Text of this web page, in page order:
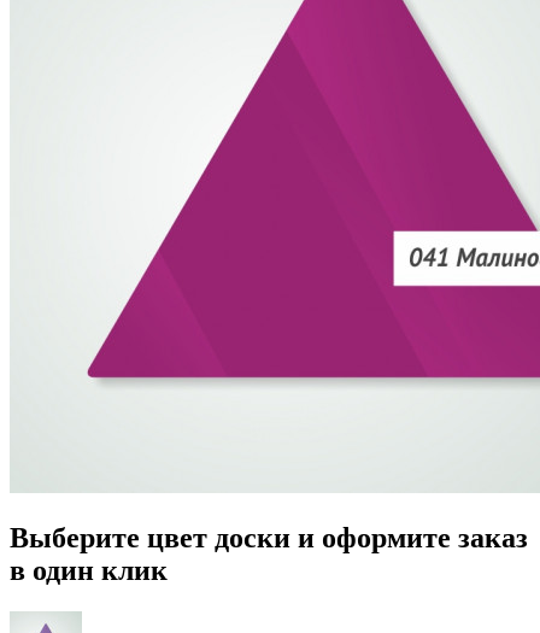
Выберите цвет доски и оформите заказ
в один клик